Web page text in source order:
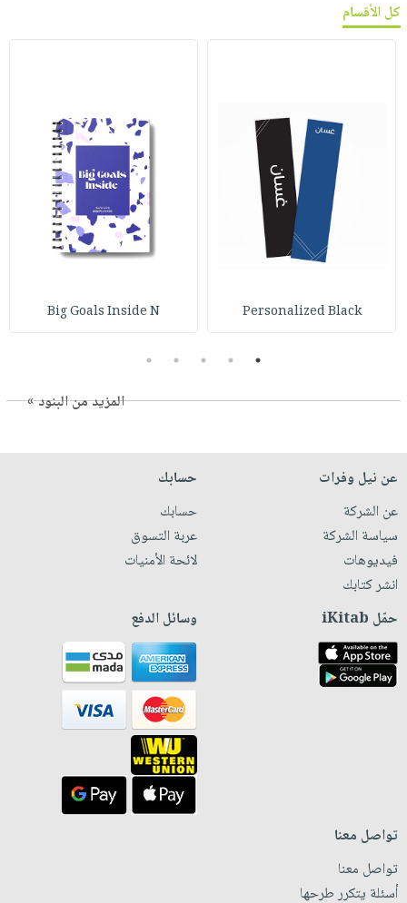
كل الأقسام
Personalized Black
Big Goals Inside N
1
2
3
4
5
المزيد من البنود »
عن نيل وفرات
عن الشركة
سياسة الشركة
فيديوهات
انشر كتابك
حسابك
حسابك
عربة التسوق
لائحة الأمنيات
حمّل iKitab وسائل الدفع
تواصل معنا
تواصل معنا
أسئلة يتكرر طرحها